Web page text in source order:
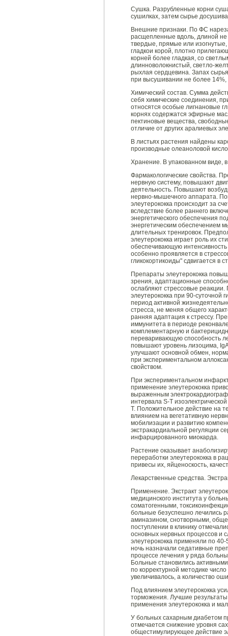
Сушка. Разрубленные корни
сушилках, затем сырье
Внешние признаки. По ФС
расщепленные вдоль, длиной
твердые, прямые или
гладкои корой, плотно
корней более гладкая, со
длинноволокнистый, светло-
рыхлая сердцевина. Запах
при высушивании не более 14%,
Химический состав. Сумма
себя химические соединения,
относятся особые лигнановые
корнях содержатся эфирные
пектиновые вещества,
отличие от других аралиевых
В листьях растения найдены
производные олеаноловой
Хранение. В упакованном виде,
Фармакологические свойства.
нервную систему, повышают
деятельность. Повышают
нервно-мышечного аппарата.
элеутерококка происходит за
вследствие более раннего
энергетического обеспечения
энергетическим обеспечением
длительных тренировок.
элеутерококка играет роль их
обеспечивающую интенсивность
особенно проявляется в
гликокортикоиды" сдвигается в
Препараты элеутерококка
зрения, адаптационные
ослабляют стрессовые
элеутерококка при 90-суточной
период активной
стресса, не меняя общего
ранняя адаптация к стрессу.
иммунитета в периоде
комплементарную и
переваривающую способность
повышают уровень лизоцима,
улучшают основной обмен,
при экспериментальном
свойством.
При экспериментальном
применение элеутерококка
выраженным
интервала S-Т
Т. Положительное действие на
влиянием на вегетативную
мобилизации и развитию
экстракардиальной регуляции
инфарцированного миокарда.
Растение оказывает
переработки элеутерококка в
привесы их, яйценоскость,
Лекарственные средства.
Применение. Экстракт
медицинского института у
соматогенными,
больные безуспешно лечились
аминазином, снотворными,
поступлении в клинику
основных нервных процессов и
элеутерококка применяли по
ночь назначали седативные
процессе лечения у ряда
Больные становились
по корректурной методике
увеличивалось, а количество
Под влиянием элеутерококка
торможения. Лучшие
применения элеутерококка и
У больных сахарным диабетом
отмечается снижение уровня
общестимулирующее действие